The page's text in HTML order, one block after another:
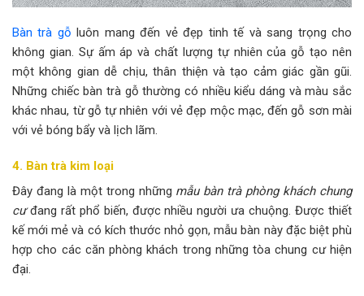
Bàn trà gỗ luôn mang đến vẻ đẹp tinh tế và sang trọng cho
không gian. Sự ấm áp và chất lượng tự nhiên của gỗ tạo nên
một không gian dễ chịu, thân thiện và tạo cảm giác gần gũi.
Những chiếc bàn trà gỗ thường có nhiều kiểu dáng và màu sắc
khác nhau, từ gỗ tự nhiên với vẻ đẹp mộc mạc, đến gỗ sơn mài
với vẻ bóng bẩy và lịch lãm.
4. Bàn trà kim loại
Đây đang là một trong những mẫu bàn trà phòng khách chung
cưđang rất phổ biến, được nhiều người ưa chuộng. Được thiết
kế mới mẻ và có kích thước nhỏ gọn, mẫu bàn này đặc biệt phù
hợp cho các căn phòng khách trong những tòa chung cư hiện
đại.